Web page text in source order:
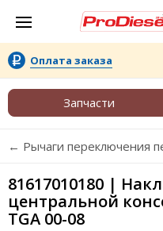
Оплата заказа
Запчасти
← Рычаги переключения
81617010180 |
центральной
TGA 00-08